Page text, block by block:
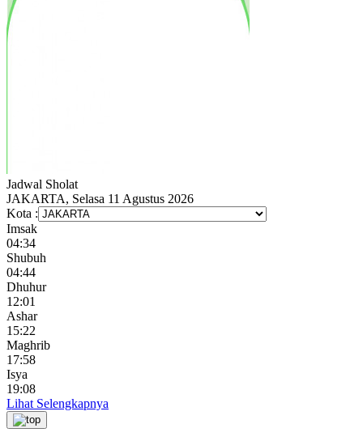
Jadwal Sholat
JAKARTA, Selasa 11 Agustus 2026
Kota :
Imsak
04:34
Shubuh
04:44
Dhuhur
12:01
Ashar
15:22
Maghrib
17:58
Isya
19:08
Lihat Selengkapnya